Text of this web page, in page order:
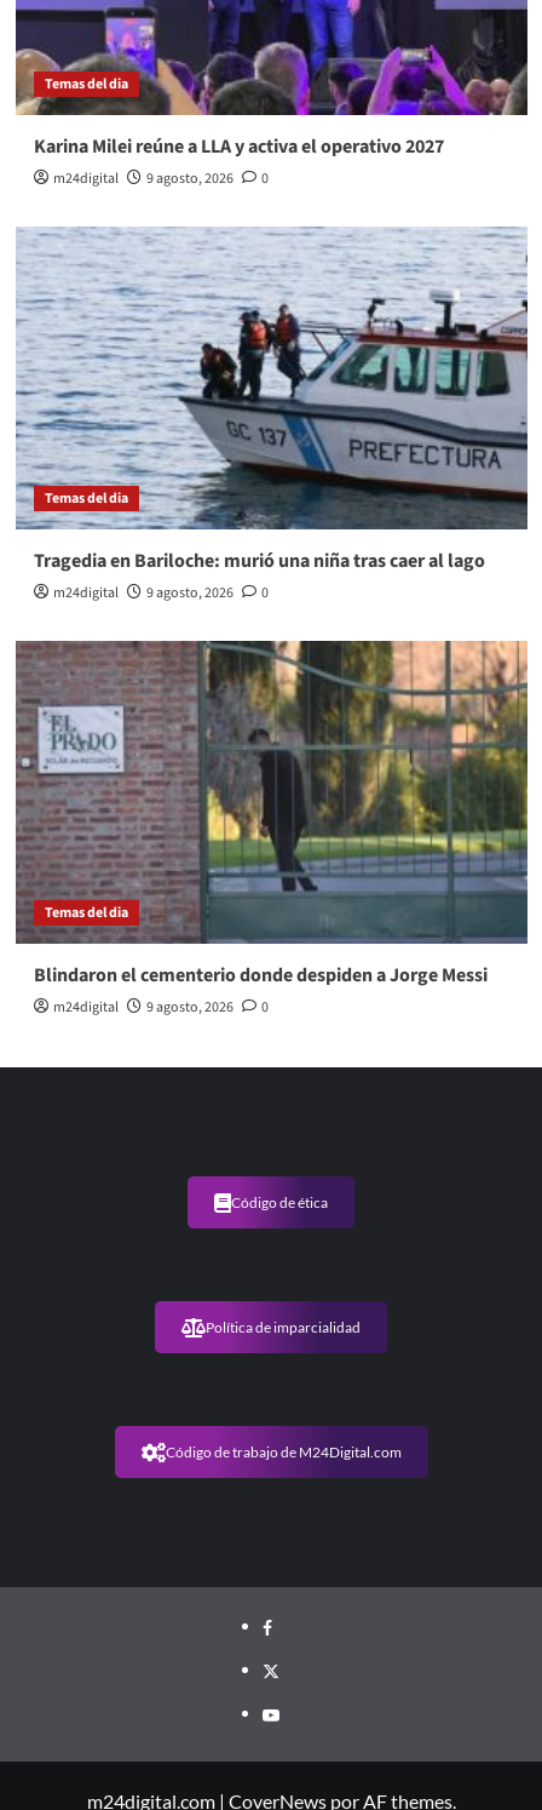
Temas del dia
Karina Milei reúne a LLA y activa el operativo 2027
m24digital 9 agosto, 2026 0
Temas del dia
Tragedia en Bariloche: murió una niña tras caer al lago
m24digital 9 agosto, 2026 0
Temas del dia
Blindaron el cementerio donde despiden a Jorge Messi
m24digital 9 agosto, 2026 0
Código de ética
Política de imparcialidad
Código de trabajo de M24Digital.com
m24digital.com | CoverNewspor AF themes.